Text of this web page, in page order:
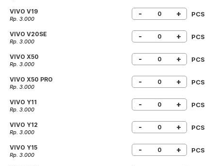
VIVO V19
Rp. 3.000
- + PCS
VIVO V20SE
Rp. 3.000
- + PCS
VIVO X50
Rp. 3.000
- + PCS
VIVO X50 PRO
Rp. 3.000
- + PCS
VIVO Y11
Rp. 3.000
- + PCS
VIVO Y12
Rp. 3.000
- + PCS
VIVO Y15
Rp. 3.000
- + PCS